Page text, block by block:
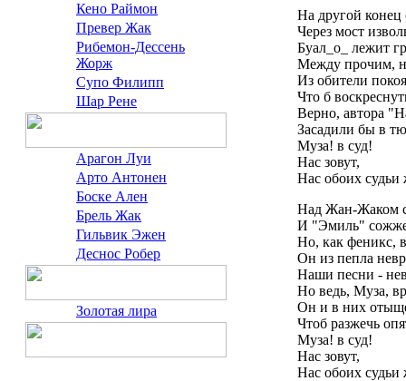
Кено Раймон
Превер Жак
Рибемон-Дессень
Жорж
Супо Филипп
Шар Рене
Арагон Луи
Арто Антонен
Боске Ален
Брель Жак
Гильвик Эжен
Деснос Робер
Золотая лира
На другой конец
Через мост
Буал_о_ лежит
Между прочим,
Из обители покоя
Что б
Верно, автора
Засадили бы в
Муза! в суд!
Нас зовут,
Нас обоих судьи
Над Жан-Жаком
И "Эмиль"
Но, как феникс,
Он из пепла
Наши песни -
Но ведь, Муза,
Он и в них
Чтоб разжечь
Муза! в суд!
Нас зовут,
Нас обоих судьи